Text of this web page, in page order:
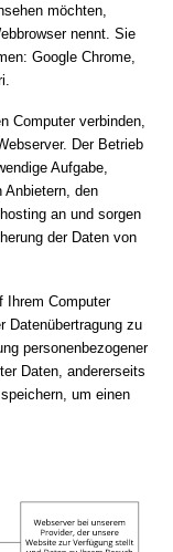
möchten,
nennt. Sie
Google Chrome,
Computer verbinden,
Der Betrieb
Aufgabe,
Anbietern, den
an und sorgen
der Daten von
Ihrem Computer
Datenübertragung zu
personenbezogener
Daten, andererseits
um einen